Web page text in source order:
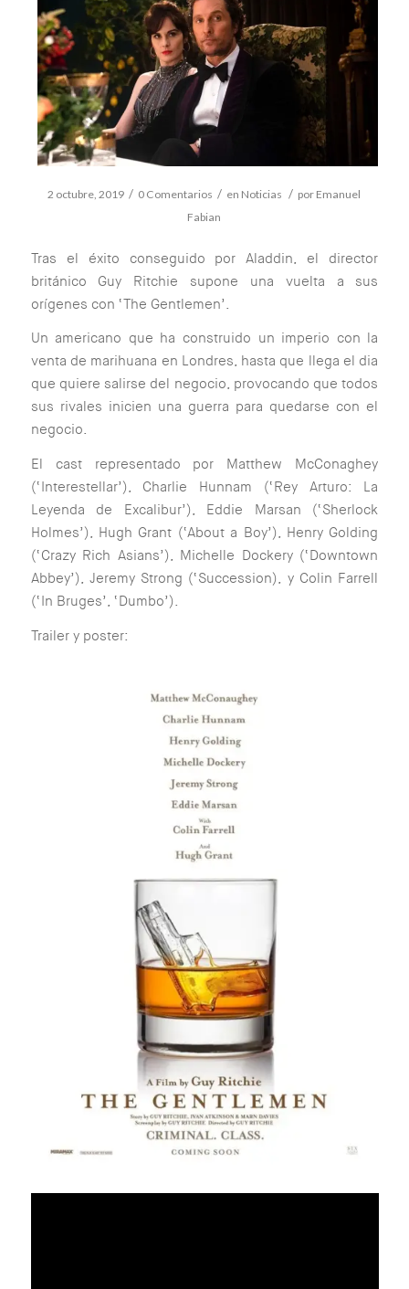
2 octubre, 2019 / 0 Comentarios / en Noticias / por Emanuel
Fabian
Tras el éxito conseguido por Aladdin, el director
británico Guy Ritchie supone una vuelta a sus
orígenes con ‘The Gentlemen’.
Un americano que ha construido un imperio con la
venta de marihuana en Londres, hasta que llega el dia
que quiere salirse del negocio, provocando que todos
sus rivales inicien una guerra para quedarse con el
negocio.
El cast representado por Matthew McConaghey
(‘Interestellar’), Charlie Hunnam (‘Rey Arturo: La
Leyenda de Excalibur’), Eddie Marsan (‘Sherlock
Holmes’), Hugh Grant (‘About a Boy’), Henry Golding
(‘Crazy Rich Asians’), Michelle Dockery (‘Downtown
Abbey’), Jeremy Strong (‘Succession), y Colin Farrell
(‘In Bruges’, ‘Dumbo’).
Trailer y poster: